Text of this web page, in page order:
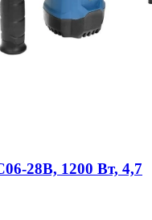
28B, 1200 Вт, 4,7